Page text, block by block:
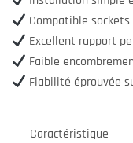
Compatible
Excellent rapport
Faible
Fiabilité éprouvée
Caractéristique